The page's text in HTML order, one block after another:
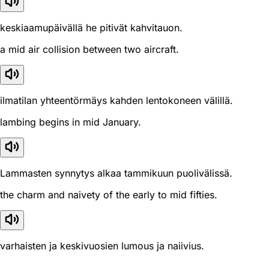
keskiaamupäivällä he pitivät kahvitauon.
a mid air collision between two aircraft.
ilmatilan yhteentörmäys kahden lentokoneen välillä.
lambing begins in mid January.
Lammasten synnytys alkaa tammikuun puolivälissä.
the charm and naivety of the early to mid fifties.
varhaisten ja keskivuosien lumous ja naiivius.